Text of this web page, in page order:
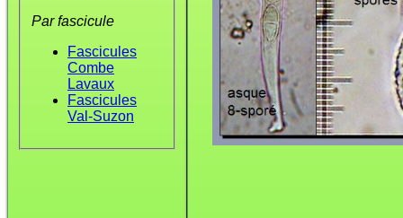
Par fascicule
Fascicules
Combe
Lavaux
Fascicules
Val-Suzon